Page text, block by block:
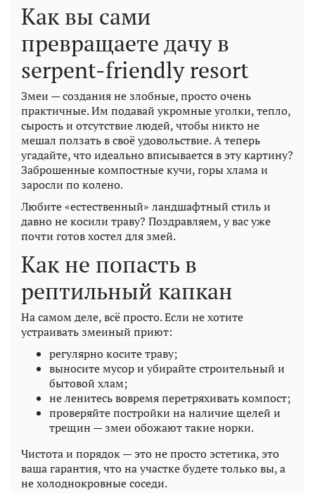
Как вы сами
превращаете дачу в
serpent-friendly resort
Змеи — создания не злобные, просто очень
практичные. Им подавай укромные уголки, тепло,
сырость и отсутствие людей, чтобы никто не
мешал ползать в своё удовольствие. А теперь
угадайте, что идеально вписывается в эту картину?
Заброшенные компостные кучи, горы хлама и
заросли по колено.
Любите «естественный» ландшафтный стиль и
давно не косили траву? Поздравляем, у вас уже
почти готов хостел для змей.
Как не попасть в
рептильный капкан
На самом деле, всё просто. Если не хотите
устраивать змеиный приют:
регулярно косите траву;
выносите мусор и убирайте строительный и
бытовой хлам;
не ленитесь вовремя перетряхивать компост;
проверяйте постройки на наличие щелей и
трещин — змеи обожают такие норки.
Чистота и порядок — это не просто эстетика, это
ваша гарантия, что на участке будете только вы, а
не холоднокровные соседи.